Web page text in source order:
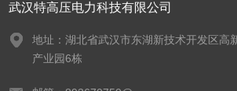
武汉特高压电力科技有限公司
地址：湖北省武汉市东湖新技术开发区高
产业园6栋